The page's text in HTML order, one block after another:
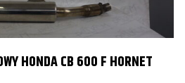
HONDA CB 600 F HORNET